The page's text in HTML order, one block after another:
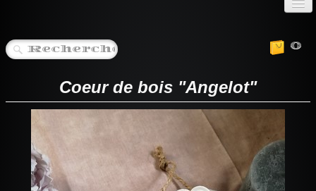
Les Confiotes de la mère Naviote
Les Vitrines de Christine
Les Gîtes
0
Coeur de bois "Angelot"